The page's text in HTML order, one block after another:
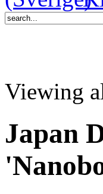
Viewing
Japan